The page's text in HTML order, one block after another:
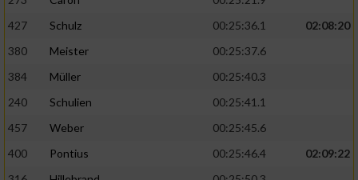
427
Schulz 00:25:36.1
02:08:20
380
Meister
00:25:37.6
384
Müller
00:25:40.3
240
Schulien
00:25:41.1
457
Weber
00:25:45.6
400
Pontius 00:25:46.4
02:09:22